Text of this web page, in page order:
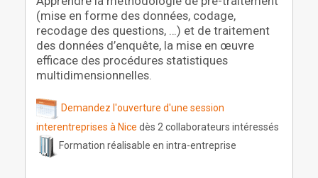
(mise en forme des données, codage,
recodage des questions, …) et de traitement
des données d’enquête, la mise en œuvre
efficace des procédures statistiques
multidimensionnelles.
Demandez l'ouverture d'une session
interentreprises à Nice dès 2 collaborateurs intéressés
Formation réalisable en intra-entreprise